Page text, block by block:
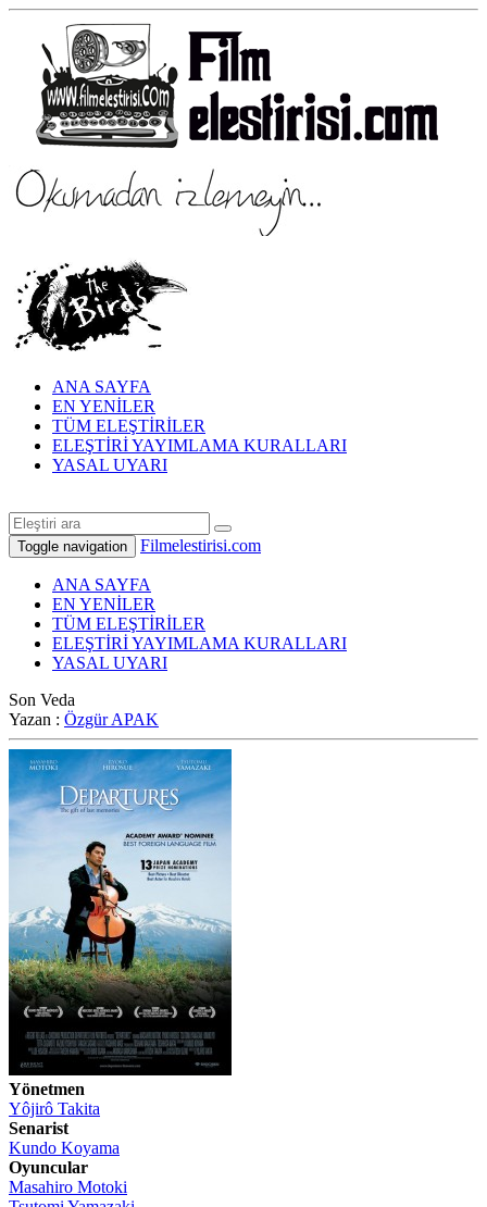
ANA SAYFA
EN YENİLER
TÜM ELEŞTİRİLER
ELEŞTİRİ YAYIMLAMA KURALLARI
YASAL UYARI
Toggle navigation Filmelestirisi.com
ANA SAYFA
EN YENİLER
TÜM ELEŞTİRİLER
ELEŞTİRİ YAYIMLAMA KURALLARI
YASAL UYARI
Son Veda
Yazan : Özgür APAK
Yönetmen
Yôjirô Takita
Senarist
Kundo Koyama
Oyuncular
Masahiro Motoki